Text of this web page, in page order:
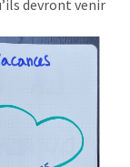
devront venir